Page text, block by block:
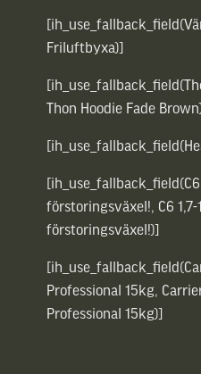
Friluftbyxa)]
Thon Hoodie Fade
förstoringsväxel!, C6
förstoringsväxel!)]
Professional 15kg,
Professional 15kg)]